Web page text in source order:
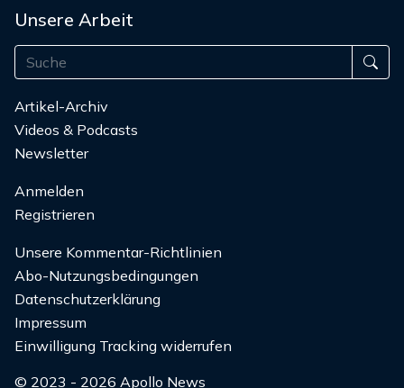
Unsere Arbeit
Artikel-Archiv
Videos & Podcasts
Newsletter
Anmelden
Registrieren
Unsere Kommentar-Richtlinien
Abo-Nutzungsbedingungen
Datenschutzerklärung
Impressum
Einwilligung Tracking widerrufen
© 2023 - 2026 Apollo News